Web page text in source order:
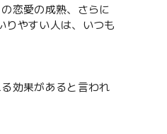
恋愛の成熟、さらに
りやすい人は、いつも
効果があると言われ